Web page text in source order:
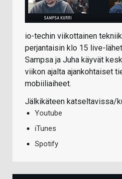
io-techin viikottainen
perjantaisin klo 15 live-
Sampsa ja Juha käyvät
viikon ajalta ajankohtaiset
mobiiliaiheet.
Jälkikäteen katseltavissa/
Youtube
iTunes
Spotify